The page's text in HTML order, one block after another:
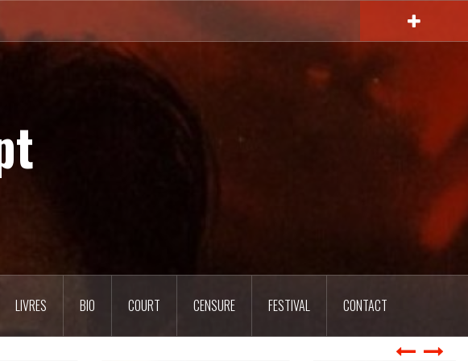
LIVRES BIO COURT CENSURE FESTIVAL CONTACT